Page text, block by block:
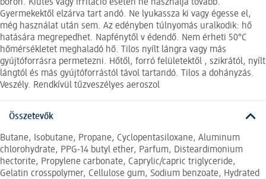
bőrön. Kiütés vagy irritáció esetén ne használja tovább.
Gyermekektől elzárva tart andó. Ne lyukassza ki vagy égesse el,
még használat után sem. Az edényben túlnyomás uralkodik: hő
hatására megrepedhet. Napfénytől v édendő. Nem érheti 50°C
hőmérsékletet meghaladó hő. Tilos nyílt lángra vagy más
gyújtóforrásra permetezni. Hőtől, forró felületektől , szikrától, nyílt
lángtól és más gyújtóforrástól távol tartandó. Tilos a dohányzás.
Veszély. Rendkívül tűzveszélyes aeroszol
Összetevők
Butane, Isobutane, Propane, Cyclopentasiloxane, Aluminum
chlorohydrate, PPG-14 butyl ether, Parfum, Disteardimonium
hectorite, Propylene carbonate, Caprylic/capric triglyceride,
Gelatin crosspolymer, Cellulose gum, Sodium benzoate, Hydrated